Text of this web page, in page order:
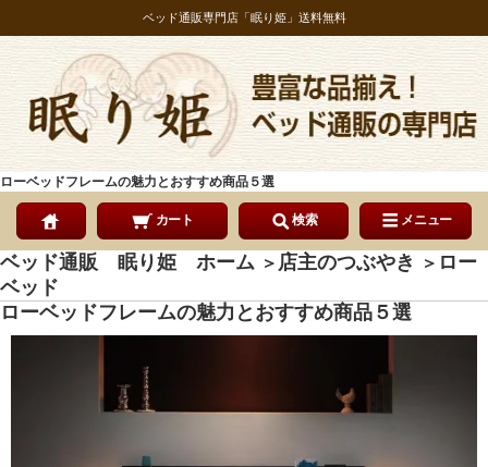
ベッド通販専門店「眠り姫」送料無料
ローベッドフレームの魅力とおすすめ商品５選
カート 検索 メニュー
ベッド通販 眠り姫 ホーム ＞ 店主のつぶやき ＞ ロー
ベッド
ローベッドフレームの魅力とおすすめ商品５選